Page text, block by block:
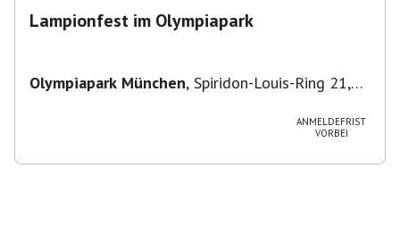
Lampionfest im Olympiapark
Olympiapark München, Spiridon-Louis-Ring 21,
ANMELDEFRIST
VORBEI